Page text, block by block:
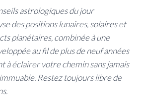
astrologiques du jour
des positions lunaires, solaires et
planétaires, combinée à une
au fil de plus de neuf années
à éclairer votre chemin sans jamais
Restez toujours libre de